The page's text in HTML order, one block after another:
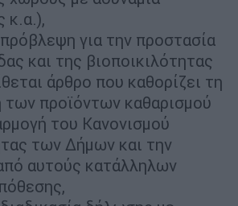
κ.α.),
για την προστασία
και της βιοποικιλότητας
άρθρο που καθορίζει τη
των προϊόντων καθαρισμού
του Κανονισμού
των Δήμων και την
αυτούς κατάλληλων